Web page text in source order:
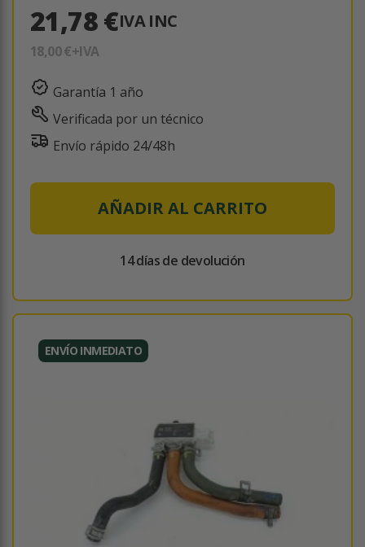
21,78 €IVA INC
18,00 €+IVA
Garantía 1 año
Verificada por un técnico
Envío rápido 24/48h
AÑADIR AL CARRITO
14 días de devolución
ENVÍO INMEDIATO